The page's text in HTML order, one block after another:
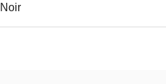
Noir